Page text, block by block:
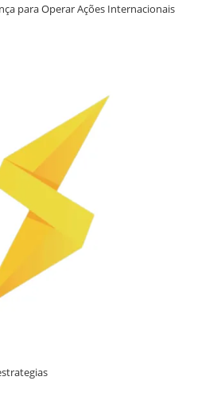
para Operar Ações Internacionais